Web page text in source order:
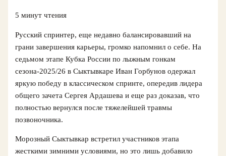
5 минут чтения
Русский спринтер, еще недавно балансировавший на
грани завершения карьеры, громко напомнил о себе. На
седьмом этапе Кубка России по лыжным гонкам
сезона-2025/26 в Сыктывкаре Иван Горбунов одержал
яркую победу в классическом спринте, опередив лидера
общего зачета Сергея Ардашева и еще раз доказав, что
полностью вернулся после тяжелейшей травмы
позвоночника.
Морозный Сыктывкар встретил участников этапа
жесткими зимними условиями, но это лишь добавило